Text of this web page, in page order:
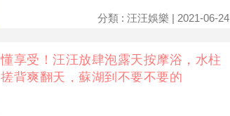
分類 : 汪汪娛樂 | 2021-06-24
懂享受！汪汪放肆泡露天按摩浴，水柱
搓背爽翻天，蘇湖到不要不要的